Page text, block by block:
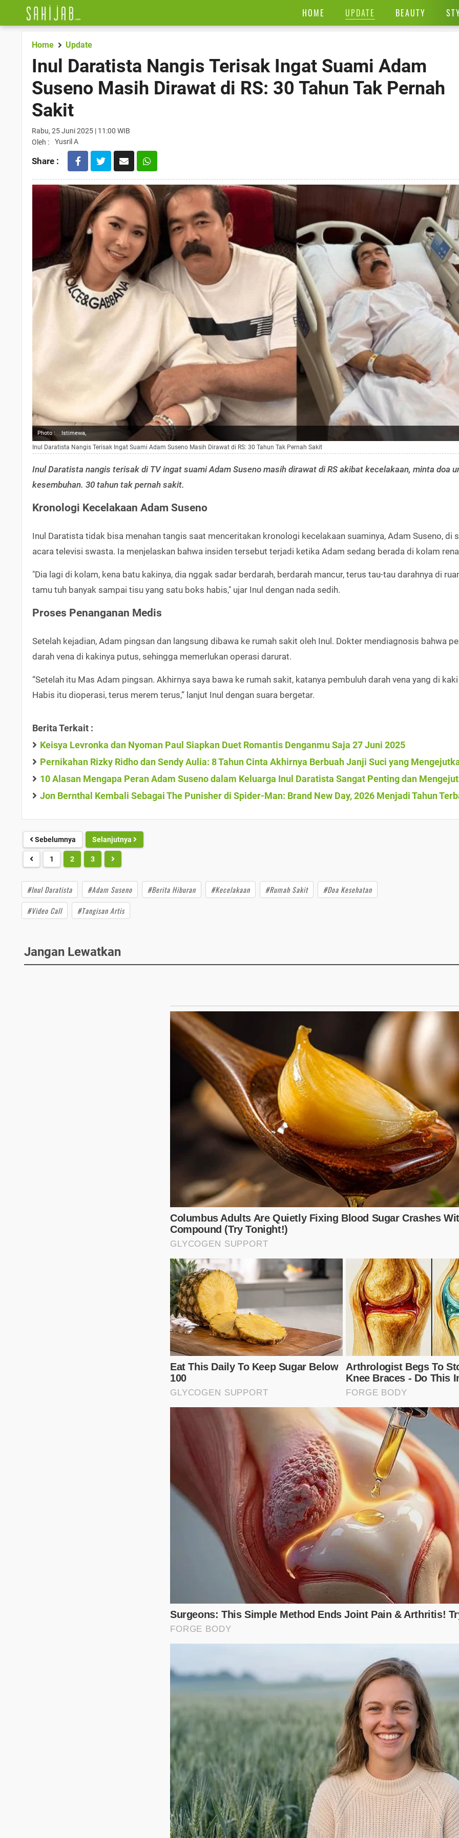
HOME UPDATE BEAUTY
Home Update
Inul Daratista Nangis Terisak Ingat Suami Adam
Suseno Masih Dirawat di RS: 30 Tahun Tak Pernah
Sakit
Rabu, 25 Juni 2025 | 11:00 WIB
Oleh :
Yusril A
Share :
Photo : Istimewa,
Inul Daratista Nangis Terisak Ingat Suami Adam Suseno Masih Dirawat di RS: 30 Tahun Tak Pernah Sakit
Inul Daratista nangis terisak di TV ingat suami Adam Suseno masih dirawat di RS akibat kecelakaan, minta doa
kesembuhan. 30 tahun tak pernah sakit.
Kronologi Kecelakaan Adam Suseno
Inul Daratista tidak bisa menahan tangis saat menceritakan kronologi kecelakaan suaminya, Adam Suseno, di
acara televisi swasta. Ia menjelaskan bahwa insiden tersebut terjadi ketika Adam sedang berada di kolam
"Dia lagi di kolam, kena batu kakinya, dia nggak sadar berdarah, berdarah mancur, terus tau-tau darahnya di
tamu tuh banyak sampai tisu yang satu boks habis," ujar Inul dengan nada sedih.
Proses Penanganan Medis
Setelah kejadian, Adam pingsan dan langsung dibawa ke rumah sakit oleh Inul. Dokter mendiagnosis bahwa
darah vena di kakinya putus, sehingga memerlukan operasi darurat.
“Setelah itu Mas Adam pingsan. Akhirnya saya bawa ke rumah sakit, katanya pembuluh darah vena yang di
Habis itu dioperasi, terus merem terus,” lanjut Inul dengan suara bergetar.
Berita Terkait :
Keisya Levronka dan Nyoman Paul Siapkan Duet Romantis Denganmu Saja 27 Juni 2025
Pernikahan Rizky Ridho dan Sendy Aulia: 8 Tahun Cinta Akhirnya Berbuah Janji Suci yang
10 Alasan Mengapa Peran Adam Suseno dalam Keluarga Inul Daratista Sangat Penting dan
Jon Bernthal Kembali Sebagai The Punisher di Spider-Man: Brand New Day, 2026 Menjadi Tahun
Sebelumnya Selanjutnya
1 2 3
#Inul Daratista #Adam Suseno #Berita Hiburan #Kecelakaan #Rumah Sakit
#Doa Kesehatan
#Video Call
#Tangisan Artis
Jangan Lewatkan